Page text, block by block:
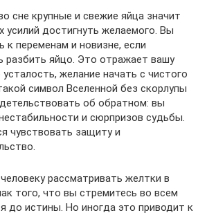
сне крупные и свежие яйца значит
усилий достигнуть желаемого. Вы
к переменам и новизне, если
разбить яйцо. Это отражает вашу
желание начать с чистого
символ Вселенной без скорлупы
об обратном: вы
и сюрпризов судьбы.
чувствовать защиту и
рассматривать желтки в
того, что вы стремитесь во всем
до истины. Но иногда это приводит к